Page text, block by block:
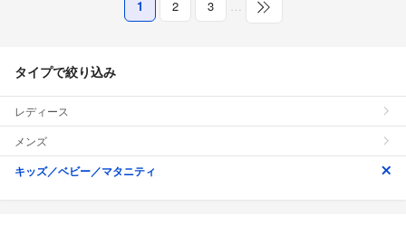
1 2 3 …
タイプで絞り込み
レディース
メンズ
キッズ／ベビー／マタニティ